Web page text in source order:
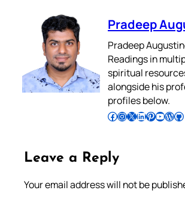
Pradeep
Pradeep
Readings in
spiritual
alongside his
profiles below.
Follow Pradeep on Facebook Follow Pradeep on InstagramFollow Pradeep on X Follow Pradeep on LinkedIn Follow Pradeep on Pinterest Subscribe to Pradeep’s Youtube Channel Follow Pradeep on WordPress Follow Pradeep on GitHub
Leave a Reply
Your email address will not be